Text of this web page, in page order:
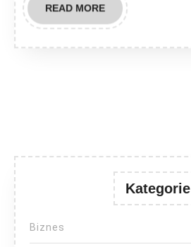
READ MOREREAD
MORE
Kategorie
Biznes